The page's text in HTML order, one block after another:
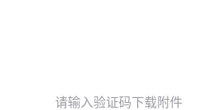
请输入验证码下载附件